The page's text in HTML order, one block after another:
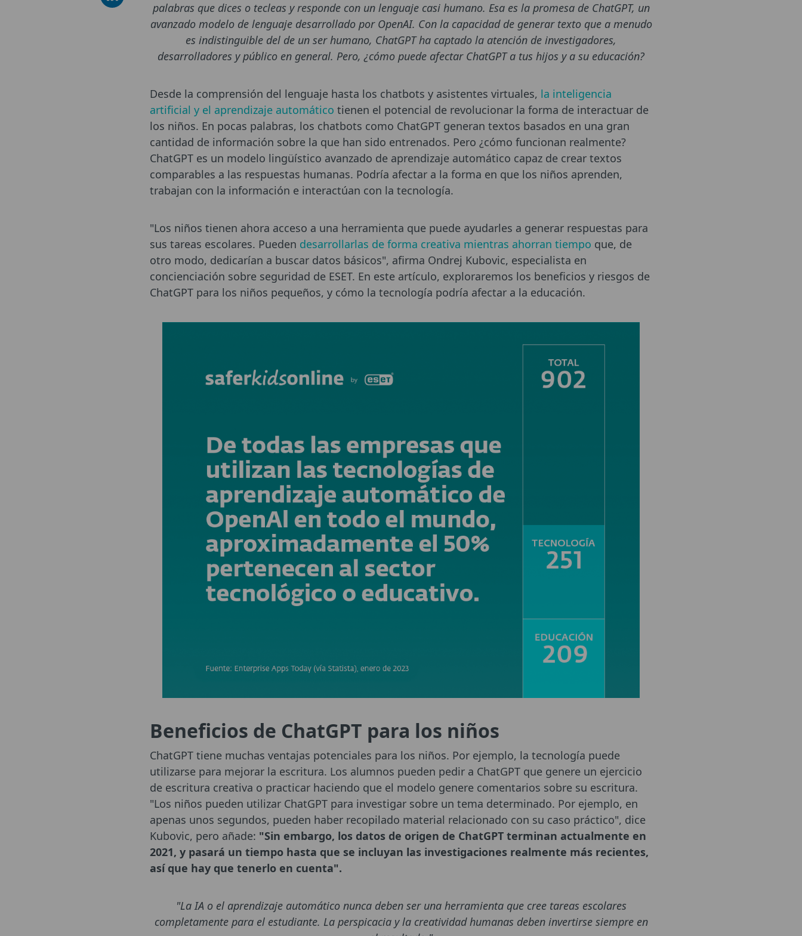
palabras que dices o tecleas y responde con un lenguaje casi humano. Esa es la promesa de ChatGPT, un
avanzado modelo de lenguaje desarrollado por OpenAI. Con la capacidad de generar texto que a menudo
es indistinguible del de un ser humano, ChatGPT ha captado la atención de investigadores,
desarrolladores y público en general. Pero, ¿cómo puede afectar ChatGPT a tus hijos y a su educación?
Desde la comprensión del lenguaje hasta los chatbots y asistentes virtuales, la inteligencia
artificial y el aprendizaje automático tienen el potencial de revolucionar la forma de interactuar de
los niños. En pocas palabras, los chatbots como ChatGPT generan textos basados en una gran
cantidad de información sobre la que han sido entrenados. Pero ¿cómo funcionan realmente?
ChatGPT es un modelo lingüístico avanzado de aprendizaje automático capaz de crear textos
comparables a las respuestas humanas. Podría afectar a la forma en que los niños aprenden,
trabajan con la información e interactúan con la tecnología.
"Los niños tienen ahora acceso a una herramienta que puede ayudarles a generar respuestas para
sus tareas escolares. Pueden desarrollarlas de forma creativa mientras ahorran tiempo que, de
otro modo, dedicarían a buscar datos básicos", afirma Ondrej Kubovic, especialista en
concienciación sobre seguridad de ESET. En este artículo, exploraremos los beneficios y riesgos de
ChatGPT para los niños pequeños, y cómo la tecnología podría afectar a la educación.
Beneficios de ChatGPT para los niños
ChatGPT tiene muchas ventajas potenciales para los niños. Por ejemplo, la tecnología puede
utilizarse para mejorar la escritura. Los alumnos pueden pedir a ChatGPT que genere un ejercicio
de escritura creativa o practicar haciendo que el modelo genere comentarios sobre su escritura.
"Los niños pueden utilizar ChatGPT para investigar sobre un tema determinado. Por ejemplo, en
apenas unos segundos, pueden haber recopilado material relacionado con su caso práctico", dice
Kubovic, pero añade: "Sin embargo, los datos de origen de ChatGPT terminan actualmente en
2021, y pasará un tiempo hasta que se incluyan las investigaciones realmente más recientes,
así que hay que tenerlo en cuenta".
"La IA o el aprendizaje automático nunca deben ser una herramienta que cree tareas escolares
completamente para el estudiante. La perspicacia y la creatividad humanas deben invertirse siempre en